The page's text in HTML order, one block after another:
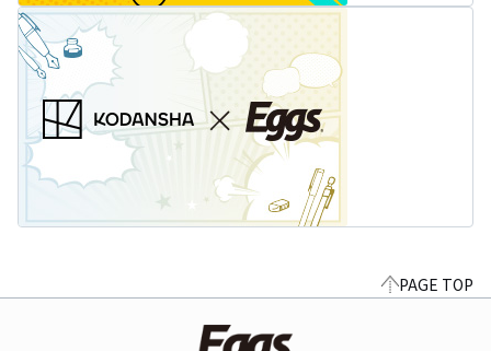
PAGE TOP